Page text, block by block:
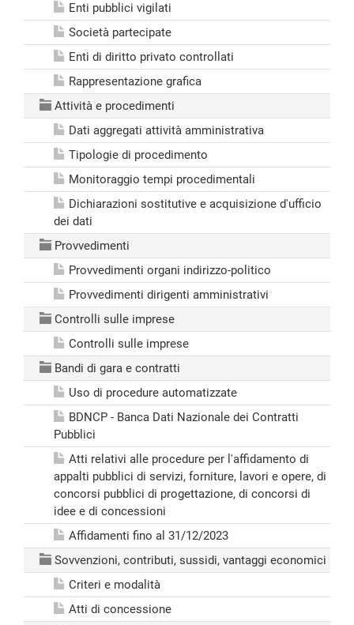
Enti pubblici vigilati
Società partecipate
Enti di diritto privato controllati
Rappresentazione grafica
Attività e procedimenti
Dati aggregati attività amministrativa
Tipologie di procedimento
Monitoraggio tempi procedimentali
Dichiarazioni sostitutive e acquisizione d'ufficio
dei dati
Provvedimenti
Provvedimenti organi indirizzo-politico
Provvedimenti dirigenti amministrativi
Controlli sulle imprese
Controlli sulle imprese
Bandi di gara e contratti
Uso di procedure automatizzate
BDNCP - Banca Dati Nazionale dei Contratti
Pubblici
Atti relativi alle procedure per l'affidamento di
appalti pubblici di servizi, forniture, lavori e opere, di
concorsi pubblici di progettazione, di concorsi di
idee e di concessioni
Affidamenti fino al 31/12/2023
Sovvenzioni, contributi, sussidi, vantaggi economici
Criteri e modalità
Atti di concessione